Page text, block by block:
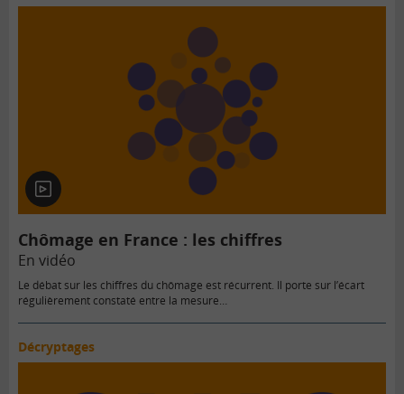
En
vidéo
Chômage en France : les chiffres
En vidéo
Le débat sur les chiffres du chômage est récurrent. Il porte sur l’écart
régulièrement constaté entre la mesure…
Décryptages